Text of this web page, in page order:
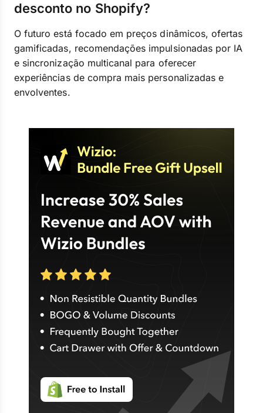
desconto no Shopify?
O futuro está focado em preços dinâmicos, ofertas
gamificadas, recomendações impulsionadas por IA
e sincronização multicanal para oferecer
experiências de compra mais personalizadas e
envolventes.